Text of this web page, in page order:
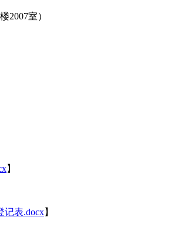
2007室）
】
记表.docx】